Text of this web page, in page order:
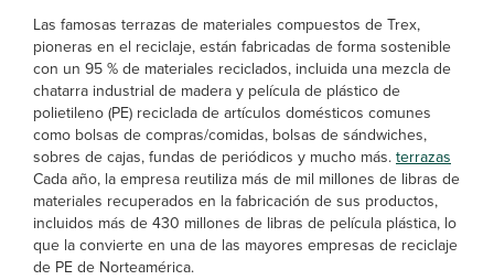
Las famosas terrazas de materiales compuestos de Trex,
pioneras en el reciclaje, están fabricadas de forma sostenible
con un 95 % de materiales reciclados, incluida una mezcla de
chatarra industrial de madera y película de plástico de
polietileno (PE) reciclada de artículos domésticos comunes
como bolsas de compras/comidas, bolsas de sándwiches,
sobres de cajas, fundas de periódicos y mucho más.terrazas
Cada año, la empresa reutiliza más de mil millones de libras de
materiales recuperados en la fabricación de sus productos,
incluidos más de 430 millones de libras de película plástica, lo
que la convierte en una de las mayores empresas de reciclaje
de PE de Norteamérica.